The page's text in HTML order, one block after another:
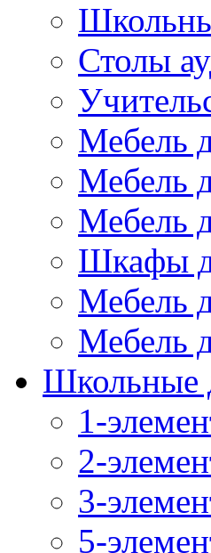
Столы
Мебель
Мебель
Мебель
Шкафы
Мебель
Мебель
Школьные
1-
2-
3-
5-